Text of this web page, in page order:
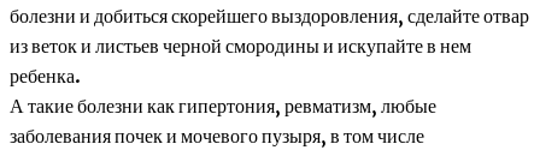
болезни и добиться скорейшего выздоровления, сделайте отвар
из веток и листьев черной смородины и искупайте в нем
ребенка.
А такие болезни как гипертония, ревматизм, любые
заболевания почек и мочевого пузыря, в том числе